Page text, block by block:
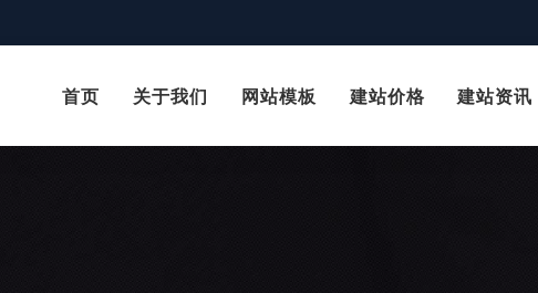
首页 关于我们 网站模板 建站价格 建站资讯